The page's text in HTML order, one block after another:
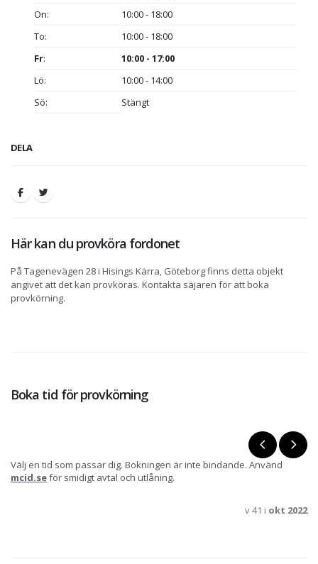
On:
10:00 - 18:00
To:
10:00 - 18:00
Fr:
10:00 - 17:00
Lö:
10:00 - 14:00
Sö:
Stängt
DELA
Här kan du provköra fordonet
På Tagenevägen 28 i Hisings Kärra, Göteborg finns detta objekt
angivet att det kan provköras. Kontakta säjaren för att boka
provkörning.
Boka tid för provkörning
Välj en tid som passar dig. Bokningen är inte bindande. Använd
mcid.seför smidigt avtal och utlåning.
v 41 i okt 2022